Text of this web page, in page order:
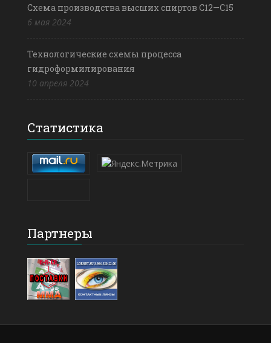
Схема производства высших спиртов С12—С15
6 мая 2024
Технологические схемы процесса
гидроформилирования
10 апреля 2024
Статистика
Партнеры